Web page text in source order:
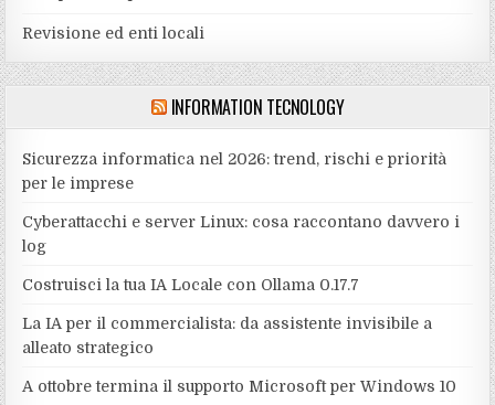
Revisione ed enti locali
INFORMATION TECNOLOGY
Sicurezza informatica nel 2026: trend, rischi e priorità
per le imprese
Cyberattacchi e server Linux: cosa raccontano davvero i
log
Costruisci la tua IA Locale con Ollama 0.17.7
La IA per il commercialista: da assistente invisibile a
alleato strategico
A ottobre termina il supporto Microsoft per Windows 10